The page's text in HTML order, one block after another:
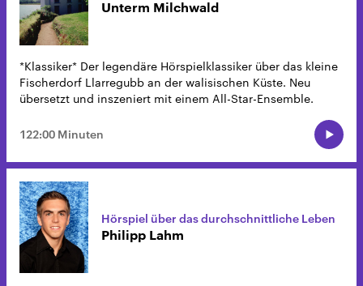
Unterm Milchwald
*Klassiker* Der legendäre Hörspielklassiker über das kleine
Fischerdorf Llarregubb an der walisischen Küste. Neu
übersetzt und inszeniert mit einem All-Star-Ensemble.
122:00 Minuten
Hörspiel über das durchschnittliche Leben
Philipp Lahm